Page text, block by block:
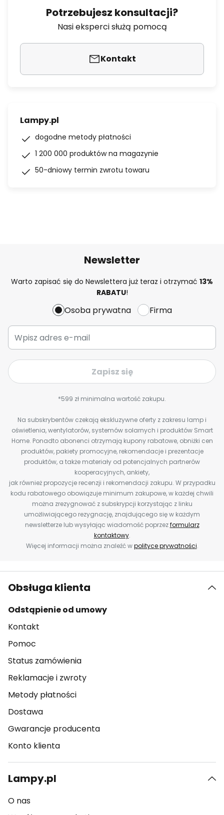
Potrzebujesz konsultacji?
Nasi eksperci służą pomocą
Kontakt
Lampy.pl
dogodne metody płatności
1 200 000 produktów na magazynie
50-dniowy termin zwrotu towaru
Newsletter
Warto zapisać się do Newslettera już teraz i otrzymać 13%
RABATU!
Osoba prywatna Firma
Zapisz się
*599 zł minimalna wartość zakupu.
Na subskrybentów czekają ekskluzywne oferty z zakresu lamp i
oświetlenia, wentylatorów, systemów solarnych i produktów Smart
Home. Ponadto abonenci otrzymają kupony rabatowe, obniżki cen
produktów, pakiety promocyjne, rekomendacje i prezentacje
produktów, a także materiały od potencjalnych partnerów
kooperacyjnych, ankiety,
jak również propozycje recenzji i rekomendacji zakupu. W przypadku
kodu rabatowego obowiązuje minimum zakupowe, w każdej chwili
można zrezygnować z subskrypcji korzystając z linku
umożliwiającego rezygnację, znajdującego się w każdym
newsletterze lub wysyłając wiadomość poprzezformularz
kontaktowy.
Więcej informacji można znaleźć wpolityce prywatności.
Obsługa klienta
Odstąpienie od umowy
Kontakt
Pomoc
Status zamówienia
Reklamacje i zwroty
Metody płatności
Dostawa
Gwarancje producenta
Konto klienta
Lampy.pl
O nas